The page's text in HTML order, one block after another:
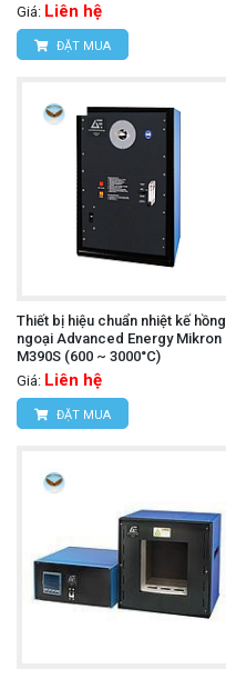
Giá: Liên hệ
ĐẶT MUA
Thiết bị hiệu chuẩn nhiệt kế hồng
ngoại Advanced Energy Mikron
M390S (600 ~ 3000°C)
Giá: Liên hệ
ĐẶT MUA